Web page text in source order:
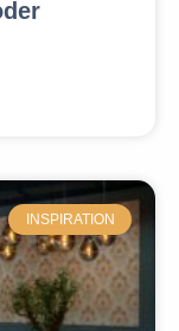
INSPIRATION